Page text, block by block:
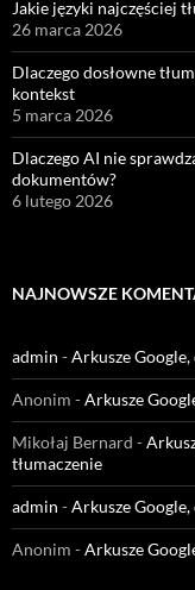
Jakie języki najczęściej
26 marca 2026
Dlaczego dosłowne
kontekst
5 marca 2026
Dlaczego AI nie
dokumentów?
6 lutego 2026
NAJNOWSZE
admin -Arkusze
Anonim -Arkusze
Mikołaj Bernard -
tłumaczenie
admin -Arkusze
Anonim -Arkusze